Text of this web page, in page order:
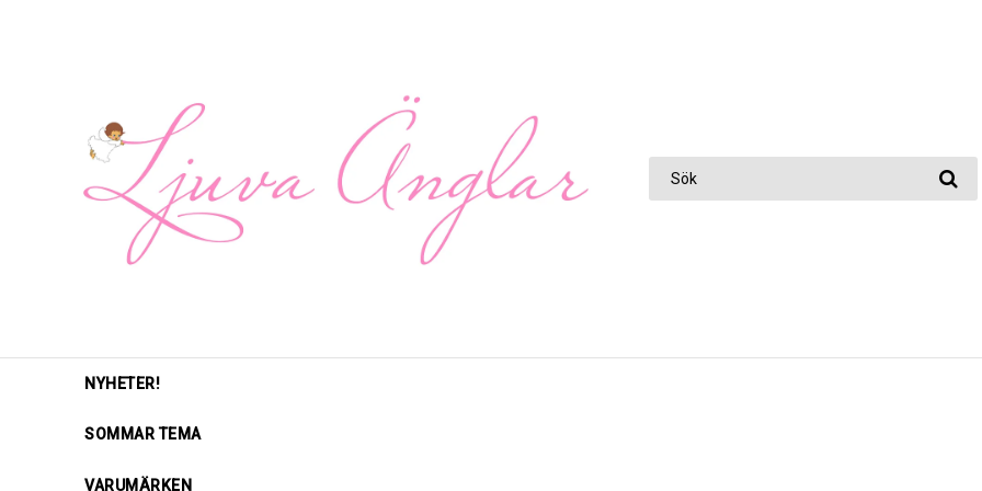
NYHETER!
SOMMAR TEMA
VARUMÄRKEN